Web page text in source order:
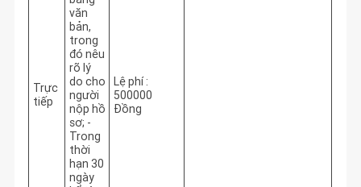
Trực
tiếp
văn
bản,
trong
đó nêu
rõ lý
do cho
người
nộp hồ
sơ; -
Trong
thời
hạn 30
ngày
Lệ phí :
500000
Đồng